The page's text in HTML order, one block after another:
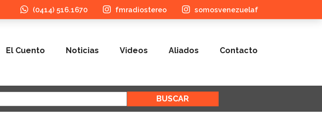
(0414) 516.1670 fmradiostereo somosvenezuelaf
El Cuento Noticias Videos Aliados Contacto